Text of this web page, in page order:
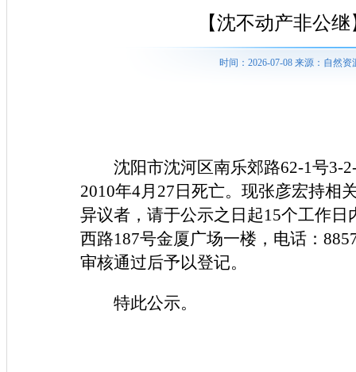
【沈不动产非公
时间：2026-07-08 来源：自然
沈阳市沈河区南乐郊路62-1号3-
2010年4月27日死亡。现张彦宏持相
异议者，请于公示之日起15个工作
西路187号金厦广场一楼，电话：
审核通过后予以登记。
特此公示。